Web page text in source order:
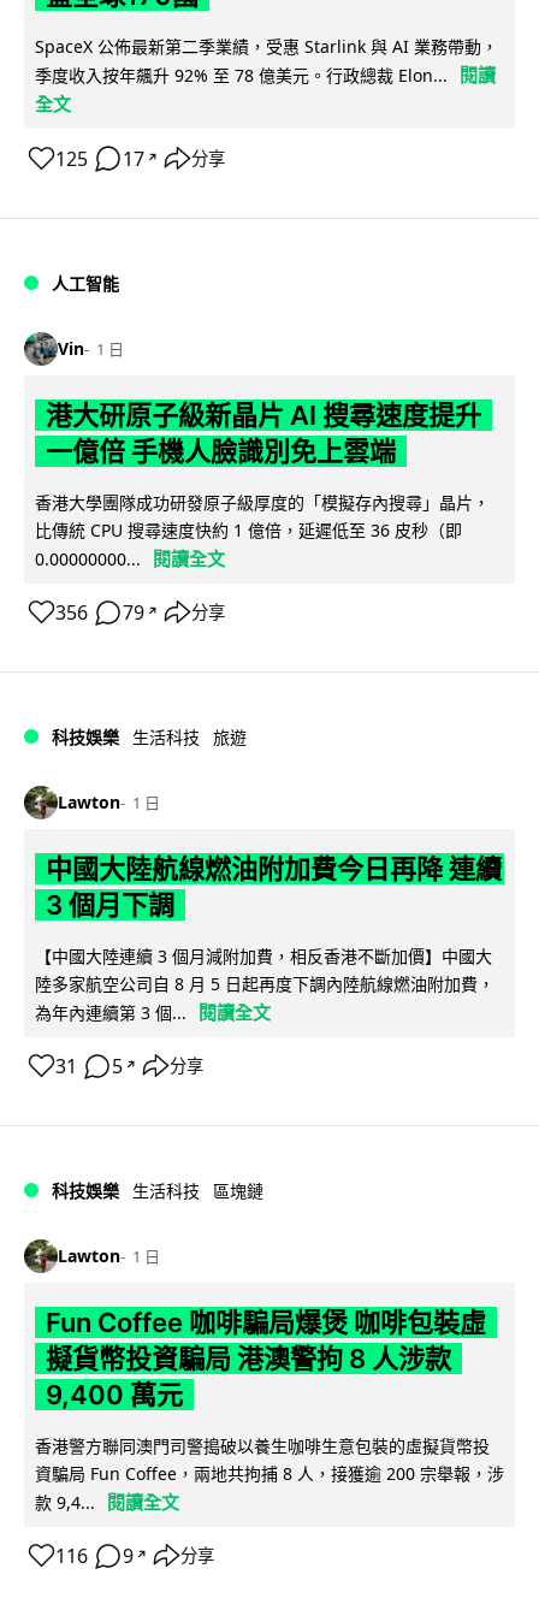
SpaceX 公佈最新第二季業績，受惠 Starlink 與 AI 業務帶動，
季度收入按年飆升 92% 至 78 億美元。行政總裁 Elon...
閱讀
全文
125 17 ↗ 分享
人工智能
Vin 1 日
港大研原子級新晶片 AI 搜尋速度提升
一億倍 手機人臉識別免上雲端
香港大學團隊成功研發原子級厚度的「模擬存內搜尋」晶片，
比傳統 CPU 搜尋速度快約 1 億倍，延遲低至 36 皮秒（即
0.00000000...
閱讀全文
356 79 ↗ 分享
科技娛樂 生活科技 旅遊
Lawton 1 日
中國大陸航線燃油附加費今日再降 連續
3 個月下調
【中國大陸連續 3 個月減附加費，相反香港不斷加價】中國大
陸多家航空公司自 8 月 5 日起再度下調內陸航線燃油附加費，
為年內連續第 3 個...
閱讀全文
31 5 ↗ 分享
科技娛樂 生活科技 區塊鏈
Lawton 1 日
Fun Coffee 咖啡騙局爆煲 咖啡包裝虛
擬貨幣投資騙局 港澳警拘 8 人涉款
9,400 萬元
香港警方聯同澳門司警搗破以養生咖啡生意包裝的虛擬貨幣投
資騙局 Fun Coffee，兩地共拘捕 8 人，接獲逾 200 宗舉報，涉
款 9,4...
閱讀全文
116 9 ↗ 分享